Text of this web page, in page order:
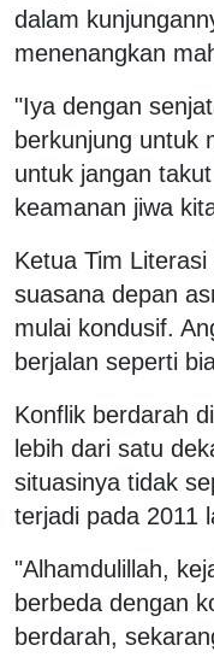
dalam
menenangkan
"Iya dengan
berkunjung untuk
untuk jangan
keamanan jiwa
Ketua Tim
suasana depan
mulai kondusif.
berjalan seperti
Konflik berdarah
lebih dari satu
situasinya tidak
terjadi pada 2011
"Alhamdulillah,
berbeda dengan
berdarah,